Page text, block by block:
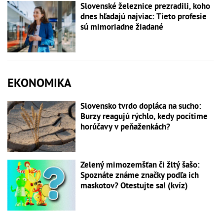
Slovenské železnice prezradili, koho
dnes hľadajú najviac: Tieto profesie
sú mimoriadne žiadané
EKONOMIKA
Slovensko tvrdo dopláca na sucho:
Burzy reagujú rýchlo, kedy pocítime
horúčavy v peňaženkách?
Zelený mimozemšťan či žltý šašo:
Spoznáte známe značky podľa ich
maskotov? Otestujte sa! (kvíz)